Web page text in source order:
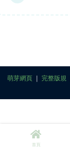
萌芽網頁｜ 完整版規
首頁